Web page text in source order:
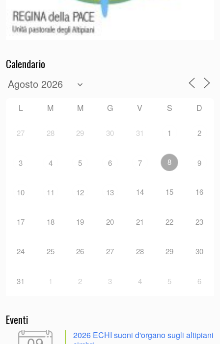
Calendario
L M M G V S D
27 28 29 30 31 1 2
3 4 5 6 7 8 9
10 11 12 13 14 15 16
17 18 19 20 21 22 23
24 25 26 27 28 29 30
31 1 2 3 4 5 6
Eventi
2026 ECHI suoni d'organo sugli altipiani